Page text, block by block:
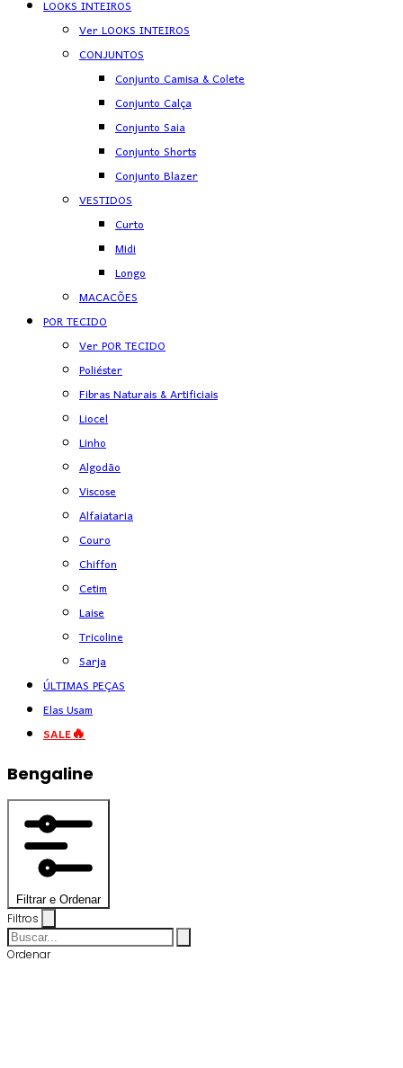
LOOKS INTEIROS
Ver LOOKS INTEIROS
CONJUNTOS
Conjunto Camisa & Colete
Conjunto Calça
Conjunto Saia
Conjunto Shorts
Conjunto Blazer
VESTIDOS
Curto
Midi
Longo
MACACÕES
POR TECIDO
Ver POR TECIDO
Poliéster
Fibras Naturais & Artificiais
Liocel
Linho
Algodão
Viscose
Alfaiataria
Couro
Chiffon
Cetim
Laise
Tricoline
Sarja
ÚLTIMAS PEÇAS
Elas Usam
SALE🔥
Bengaline
Filtrar e Ordenar
Filtros
Ordenar